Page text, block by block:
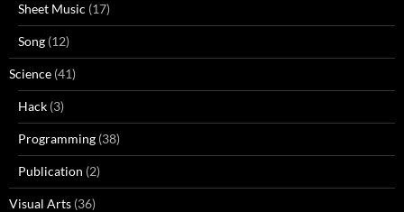
Sheet Music (17)
Song (12)
Science (41)
Hack (3)
Programming (38)
Publication (2)
Visual Arts (36)